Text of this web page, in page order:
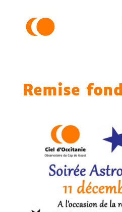
Remise